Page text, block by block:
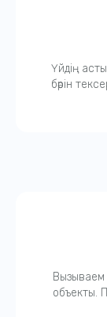
Үйдің
бәрін
объекты.
после